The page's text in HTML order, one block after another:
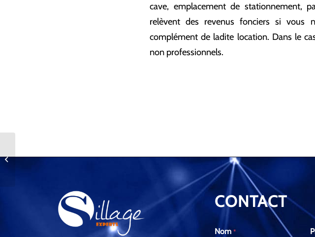
cave, emplacement de stationnement,
relèvent des revenus fonciers si vous
complément de ladite location. Dans le
non professionnels.
CONTACT
Nom *